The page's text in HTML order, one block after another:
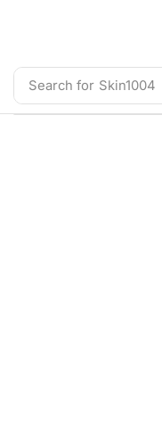
Search for Skin1004